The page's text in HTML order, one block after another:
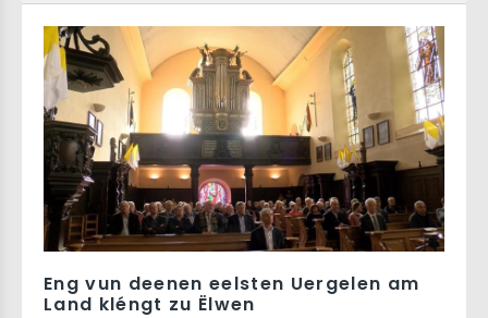
Eng vun deenen eelsten Uergelen am
Land kléngt zu Ëlwen